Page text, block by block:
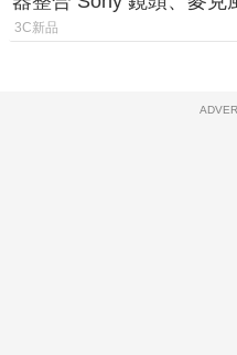
條 USB-C 就能開會
3C新品